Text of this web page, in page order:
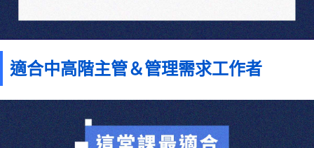
適合中高階主管＆管理需求工作者